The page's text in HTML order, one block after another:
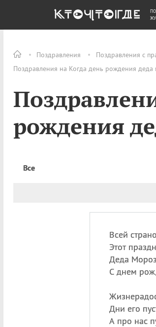
Поздравления Поздравления с
Поздравления на Когда день рождения деда
рождения
Все
Всей
Этот
Деда
С днем
Дни его
А про нас
ОБЩЕСТВО